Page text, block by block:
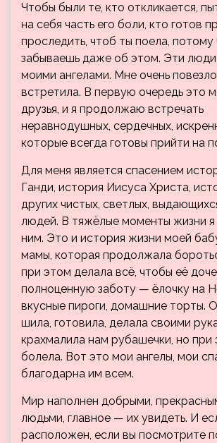
Чтобы были те, кто откликается,
на себя часть его боли, кто готов
проследить, чтоб ты поела, потому
забываешь даже об этом. Эти люди
моими ангелами. Мне очень
встретила. В первую очередь это
друзья, и я продолжаю встречать
неравнодушных, сердечных,
которые всегда готовы прийти на
Для меня является спасением
Ганди, история Иисуса Христа,
других чистых, светлых,
людей. В тяжёлые моменты жизни
ним. Это и история жизни моей
мамы, которая продолжала
при этом делала всё, чтобы её
полноценную заботу — ёлочку на
вкусные пироги, домашние торты.
шила, готовила, делала своими
крахмалила нам рубашечки, но
болела. Вот это мои ангелы, мои
благодарна им всем.
Мир наполнен добрыми,
людьми, главное — их увидеть. И
расположен, если вы посмотрите